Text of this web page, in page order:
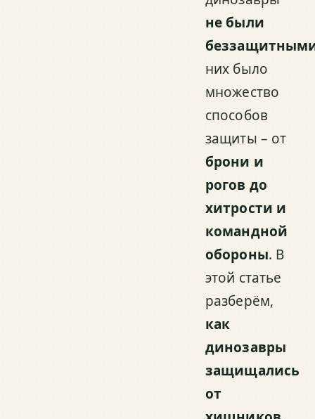
не были
них было
множество
способов
защиты – от
брони и
рогов до
хитрости и
командной
обороны. В
этой статье
разберём,
как
динозавры
защищались
от